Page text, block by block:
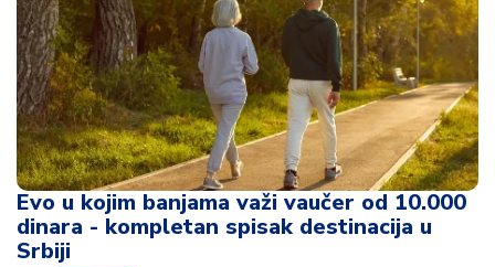
Evo u kojim banjama važi vaučer od 10.000
dinara - kompletan spisak destinacija u
Srbiji